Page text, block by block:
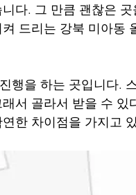
다. 그 만큼 괜찮은
드리는 강북 미아동
행을 하는 곳입니다.
서 골라서 받을 수 있
한 차이점을 가지고